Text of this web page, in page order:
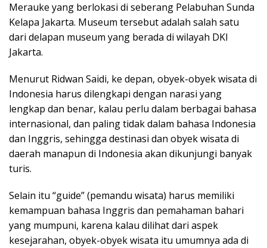
Merauke yang berlokasi di seberang Pelabuhan Sunda
Kelapa Jakarta. Museum tersebut adalah salah satu
dari delapan museum yang berada di wilayah DKI
Jakarta.
Menurut Ridwan Saidi, ke depan, obyek-obyek wisata di
Indonesia harus dilengkapi dengan narasi yang
lengkap dan benar, kalau perlu dalam berbagai bahasa
internasional, dan paling tidak dalam bahasa Indonesia
dan Inggris, sehingga destinasi dan obyek wisata di
daerah manapun di Indonesia akan dikunjungi banyak
turis.
Selain itu “guide” (pemandu wisata) harus memiliki
kemampuan bahasa Inggris dan pemahaman bahari
yang mumpuni, karena kalau dilihat dari aspek
kesejarahan, obyek-obyek wisata itu umumnya ada di